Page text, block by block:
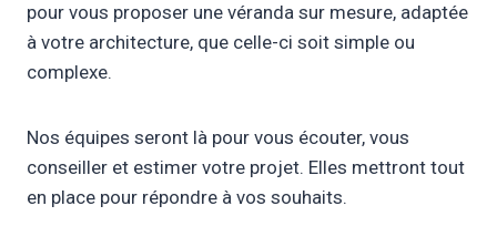
pour vous proposer une véranda sur mesure, adaptée
à votre architecture, que celle-ci soit simple ou
complexe.
Nos équipes seront là pour vous écouter, vous
conseiller et estimer votre projet. Elles mettront tout
en place pour répondre à vos souhaits.